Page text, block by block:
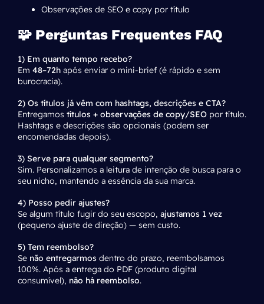
Observações de SEO e copy por título
🧩 Perguntas Frequentes FAQ
1) Em quanto tempo recebo?
Em 48–72h após enviar o mini-brief (é rápido e sem
burocracia).
2) Os títulos já vêm com hashtags, descrições e CTA?
Entregamos títulos + observações de copy/SEO por título.
Hashtags e descrições são opcionais (podem ser
encomendadas depois).
3) Serve para qualquer segmento?
Sim. Personalizamos a leitura de intenção de busca para o
seu nicho, mantendo a essência da sua marca.
4) Posso pedir ajustes?
Se algum título fugir do seu escopo, ajustamos 1 vez
(pequeno ajuste de direção) — sem custo.
5) Tem reembolso?
Se não entregarmos dentro do prazo, reembolsamos
100%. Após a entrega do PDF (produto digital
consumível), não há reembolso.